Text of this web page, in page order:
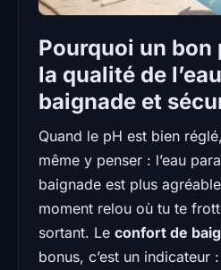
Pourquoi un bon
la qualité de
baignade et
Quand le pH est bien
même y penser : l’eau
baignade est plus
moment relou où tu te
sortant. Le confort de
bonus, c’est un indicateur